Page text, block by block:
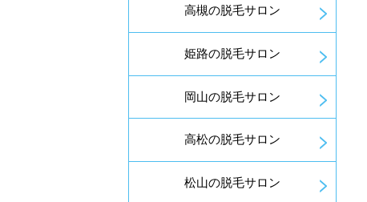
高槻の脱毛サロン
姫路の脱毛サロン
岡山の脱毛サロン
高松の脱毛サロン
松山の脱毛サロン